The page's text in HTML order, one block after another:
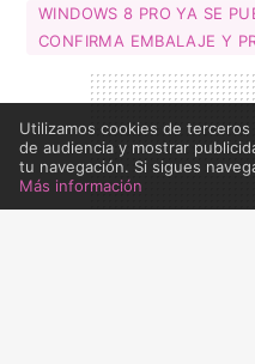
WINDOWS 8 PRO YA SE
CONFIRMA EMBALAJE Y
Utilizamos cookies de
de audiencia y mostrar
tu navegación. Si sigues
Más información